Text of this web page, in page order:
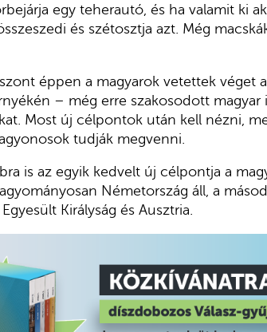
egy teherautó, és ha valamit ki
és szétosztja azt. Még
éppen a magyarok vetettek véget
– még erre szakosodott magyar
Most új célpontok után kell nézni,
tudják megvenni.
is az egyik kedvelt új célpontja a
Németország áll, a
Királyság és Ausztria.